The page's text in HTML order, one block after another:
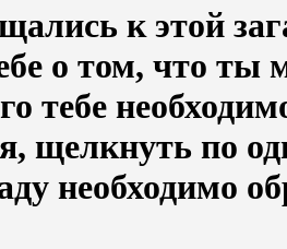
к этой
о том, что
тебе
щелкнуть по
необходимо